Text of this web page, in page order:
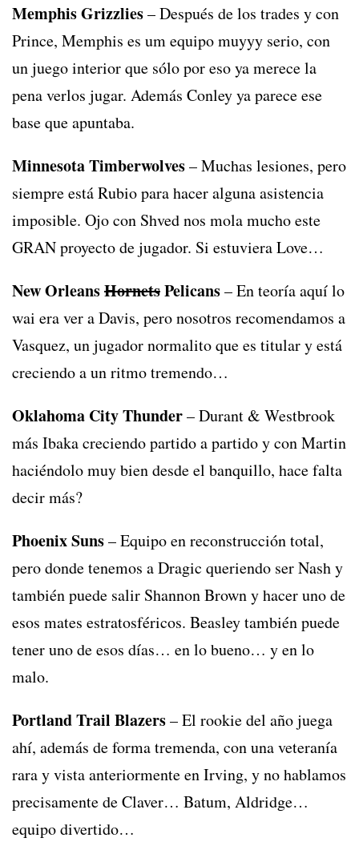
Memphis Grizzlies– Después de los trades y con
Prince, Memphis es um equipo muyyy serio, con
un juego interior que sólo por eso ya merece la
pena verlos jugar. Además Conley ya parece ese
base que apuntaba.
Minnesota Timberwolves– Muchas lesiones, pero
siempre está Rubio para hacer alguna asistencia
imposible. Ojo con Shved nos mola mucho este
GRAN proyecto de jugador. Si estuviera Love…
New OrleansHornetsPelicans– En teoría aquí lo
wai era ver a Davis, pero nosotros recomendamos a
Vasquez, un jugador normalito que es titular y está
creciendo a un ritmo tremendo…
Oklahoma City Thunder– Durant & Westbrook
más Ibaka creciendo partido a partido y con Martin
haciéndolo muy bien desde el banquillo, hace falta
decir más?
Phoenix Suns– Equipo en reconstrucción total,
pero donde tenemos a Dragic queriendo ser Nash y
también puede salir Shannon Brown y hacer uno de
esos mates estratosféricos. Beasley también puede
tener uno de esos días… en lo bueno… y en lo
malo.
Portland Trail Blazers– El rookie del año juega
ahí, además de forma tremenda, con una veteranía
rara y vista anteriormente en Irving, y no hablamos
precisamente de Claver… Batum, Aldridge…
equipo divertido…